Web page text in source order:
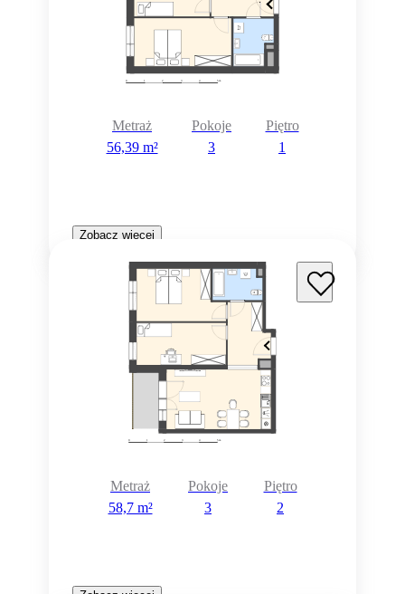
Metraż
56,39 m²
Pokoje
3
Piętro
1
Zobacz więcej
Metraż
58,7 m²
Pokoje
3
Piętro
2